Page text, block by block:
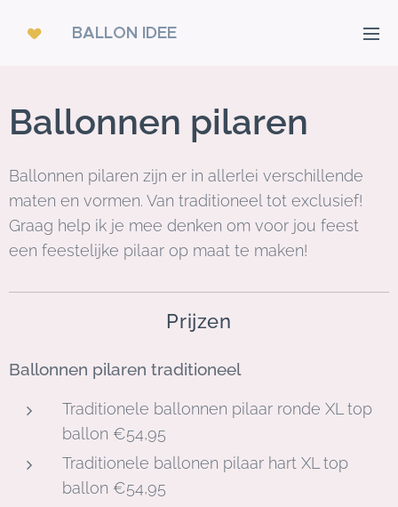
BALLON IDEE
Ballonnen pilaren
Ballonnen pilaren zijn er in allerlei verschillende
maten en vormen. Van traditioneel tot exclusief!
Graag help ik je mee denken om voor jou feest
een feestelijke pilaar op maat te maken!
Prijzen
Ballonnen pilaren traditioneel
Traditionele ballonnen pilaar ronde XL top
ballon €54,95
Traditionele ballonen pilaar hart XL top
ballon €54,95